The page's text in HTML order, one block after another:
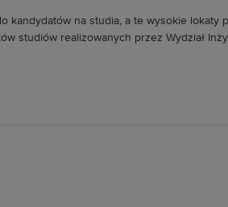
kandydatów na studia, a te wysokie lokaty
studiów realizowanych przez Wydział